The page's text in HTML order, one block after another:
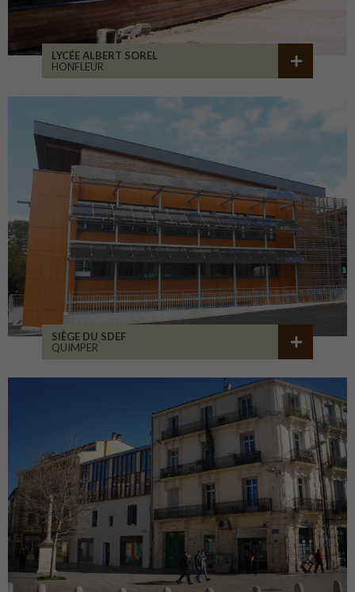
LYCÉE ALBERT SOREL
HONFLEUR
SIÈGE DU SDEF
QUIMPER